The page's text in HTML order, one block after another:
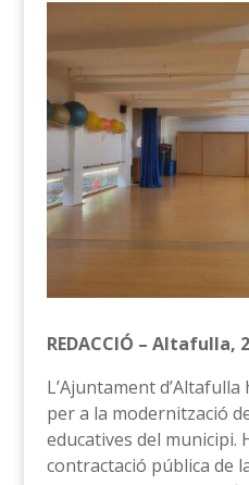
REDACCIÓ – Altafulla,
L’Ajuntament
per a la modernització
educatives del municipi.
contractació pública de